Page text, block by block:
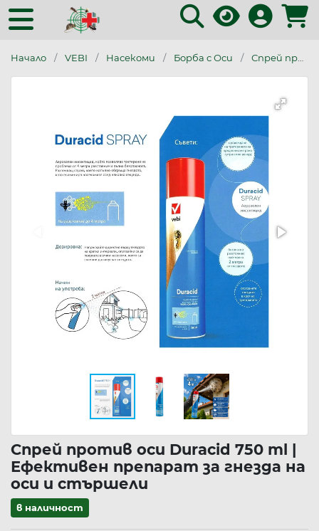
Начало VEBI Насекоми Борба с Оси Спрей против оси Duracid 750 ml | Ефективен препарат за гнезда на оси и стършели
Спрей против оси Duracid 750 ml |
Ефективен препарат за гнезда на
оси и стършели
в наличност